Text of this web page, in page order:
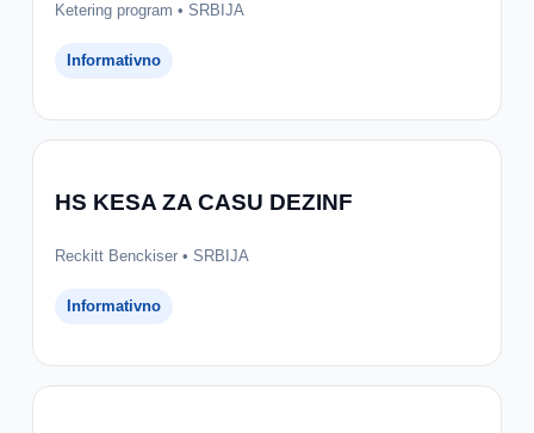
Ketering program • SRBIJA
Informativno
HS KESA ZA CASU DEZINF
Reckitt Benckiser • SRBIJA
Informativno